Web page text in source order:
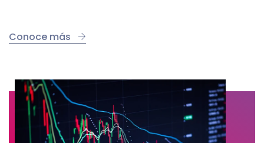
Conoce más